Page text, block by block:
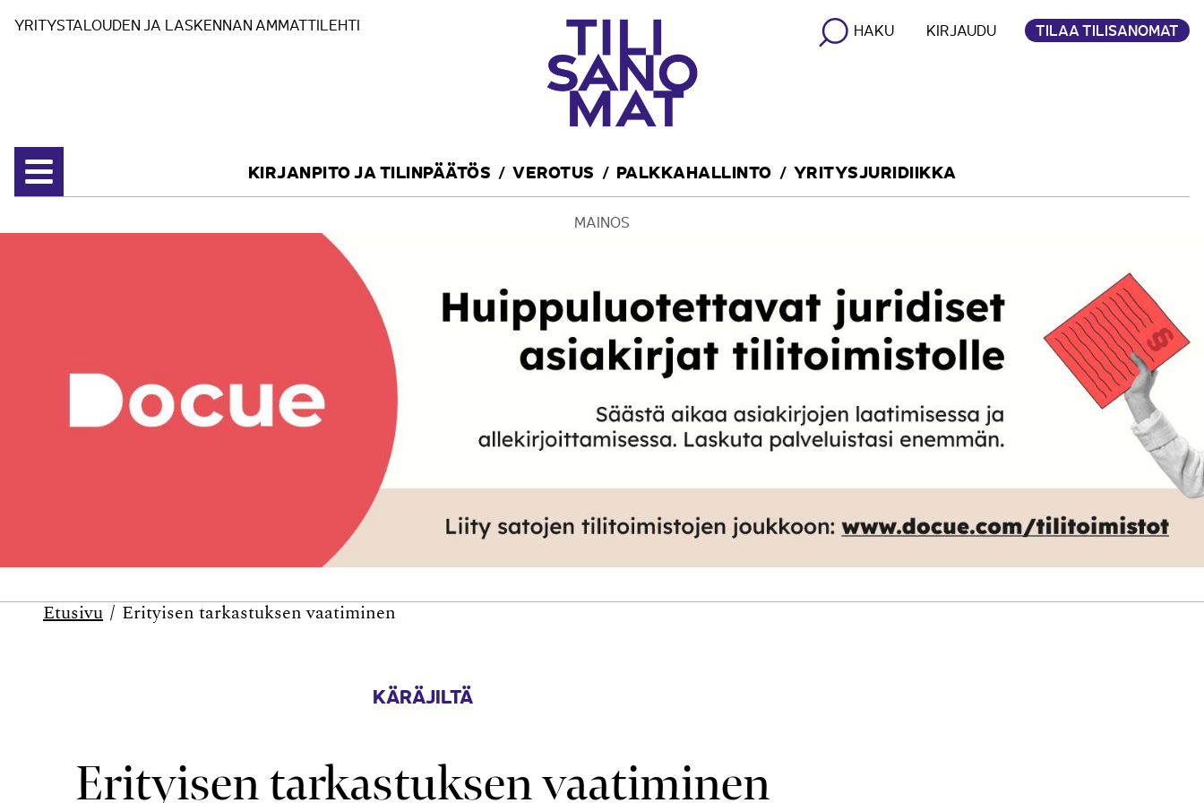
YRITYSTALOUDEN JA LASKENNAN AMMATTILEHTI HAKU KIRJAUDU TILAA TILISANOMAT
Avaa valikko
KIRJANPITO JA TILINPÄÄTÖS VEROTUS PALKKAHALLINTO YRITYSJURIDIIKKA
MAINOS
Etusivu Erityisen tarkastuksen vaatiminen
KÄRÄJILTÄ
Erityisen tarkastuksen vaatiminen